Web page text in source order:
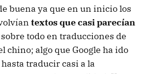
buena ya que en un inicio los
textos que casi parecían
sobre todo en traducciones de
chino; algo que Google ha ido
traducir casi a la